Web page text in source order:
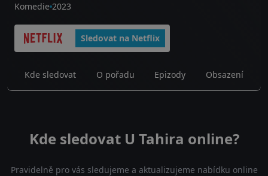
Komedie 2023
Sledovat na Netflix
Kde sledovat O pořadu Epizody Obsazení
Kde sledovat U Tahira online?
Pravidelně pro vás sledujeme a aktualizujeme nabídku online